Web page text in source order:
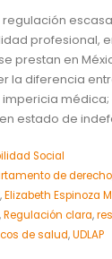
profesional,
prestan en
la diferencia
médica;
estado de
Social
de derecho
,Elizabeth Espinoza
,Regulación clara,
de salud,UDLAP